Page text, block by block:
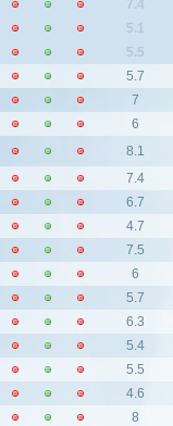
7.4
5.1
5.5
5.7
7
6
8.1
7.4
6.7
4.7
7.5
6
5.7
6.3
5.4
5.5
4.6
8